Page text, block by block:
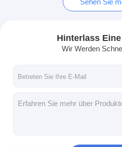
Rechtssachen
Plaudern Sie Jetzt
Sehen Sie
Hinterlass
Wir Werden